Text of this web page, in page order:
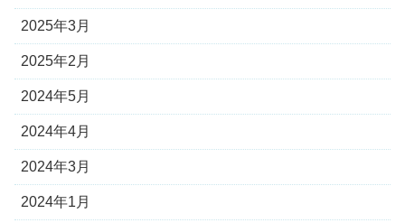
2025年3月
2025年2月
2024年5月
2024年4月
2024年3月
2024年1月